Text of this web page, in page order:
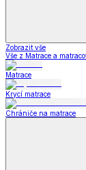
Zobrazit vše
Vše z Matrace a
Matrace
Krycí matrace
Chrániče na matrace